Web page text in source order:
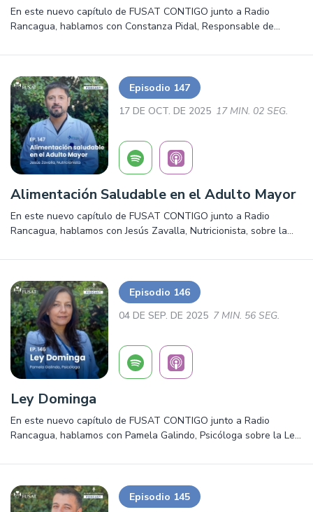
En este nuevo capítulo de FUSAT CONTIGO junto a Radio
Rancagua, hablamos con Constanza Pidal, Responsable de
Episodio 147
17 DE OCT. DE 2025 17 MIN. 02 SEG.
Alimentación Saludable en el Adulto Mayor
En este nuevo capítulo de FUSAT CONTIGO junto a Radio
Rancagua, hablamos con Jesús Zavalla, Nutricionista, sobre la
Episodio 146
04 DE SEP. DE 2025 7 MIN. 56 SEG.
Ley Dominga
En este nuevo capítulo de FUSAT CONTIGO junto a Radio
Rancagua, hablamos con Pamela Galindo, Psicóloga sobre la Ley
Episodio 145